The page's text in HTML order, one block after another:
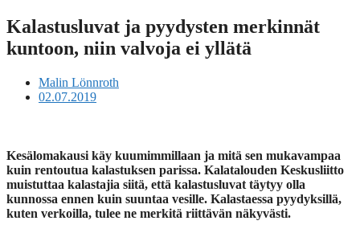
Kalastusluvat ja pyydysten merkinnät
kuntoon, niin valvoja ei yllätä
Malin Lönnroth
02.07.2019
Kesälomakausi käy kuumimmillaan ja mitä sen mukavampaa
kuin rentoutua kalastuksen parissa. Kalatalouden Keskusliitto
muistuttaa kalastajia siitä, että kalastusluvat täytyy olla
kunnossa ennen kuin suuntaa vesille. Kalastaessa pyydyksillä,
kuten verkoilla, tulee ne merkitä riittävän näkyvästi.